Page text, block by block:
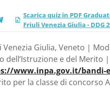
Scarica quiz in PDF
Friuli Venezia Giulia - DDG
Venezia Giulia, Veneto |
dell’Istruzione e del Merito
www.inpa.gov.it/bandi-e-
per la classe di concorso